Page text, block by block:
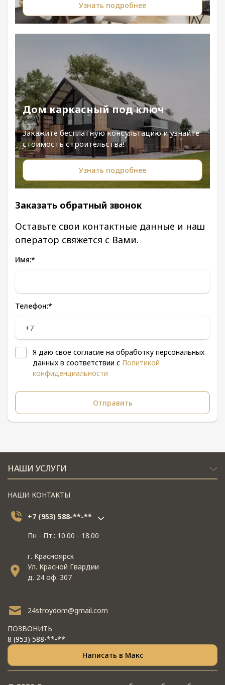
Узнать подробнее
Дом каркасный под ключ
Закажите бесплатную консультацию и узнайте
стоимость строительства!
Узнать подробнее
Заказать обратный звонок
Оставьте свои контактные данные и наш
оператор свяжется с Вами.
Имя:*
Телефон:*
Я даю свое согласие на обработку персональных
данных в соответствии с Политикой
конфиденциальности
НАШИ УСЛУГИ
НАШИ КОНТАКТЫ
+7 (953) 588-**-**
Пн - Пт.: 10.00 - 18.00
г. Красноярск
Ул. Красной Гвардии
д. 24 оф. 307
24stroydom@gmail.com
ПОЗВОНИТЬ
8 (953) 588-**-**
Написать в Макс